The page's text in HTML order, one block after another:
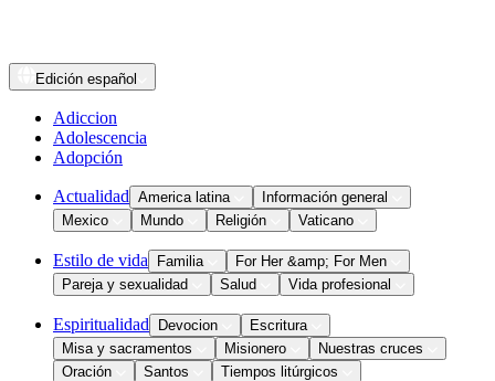
Edición español
Adiccion
Adolescencia
Adopción
Actualidad America latina
Información general
Mexico
Mundo Religión Vaticano
Estilo de vida Familia
For Her &amp; For Men
Pareja y sexualidad
Salud Vida profesional
Espiritualidad Devocion
Escritura
Misa y sacramentos
Misionero
Nuestras cruces
Oración
Santos
Tiempos litúrgicos